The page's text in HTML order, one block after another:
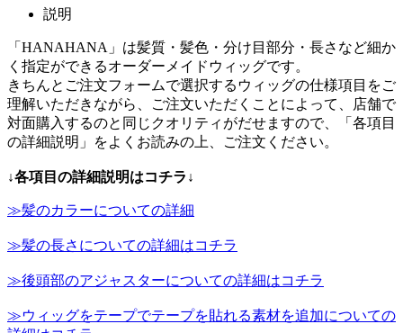
説明
「HANAHANA」は髪質・髪色・分け目部分・長さなど細か
く指定ができるオーダーメイドウィッグです。
きちんとご注文フォームで選択するウィッグの仕様項目をご
理解いただきながら、ご注文いただくことによって、店舗で
対面購入するのと同じクオリティがだせますので、「各項目
の詳細説明」をよくお読みの上、ご注文ください。
↓各項目の詳細説明はコチラ↓
≫髪のカラーについての詳細
≫髪の長さについての詳細はコチラ
≫後頭部のアジャスターについての詳細はコチラ
≫ウィッグをテープでテープを貼れる素材を追加についての